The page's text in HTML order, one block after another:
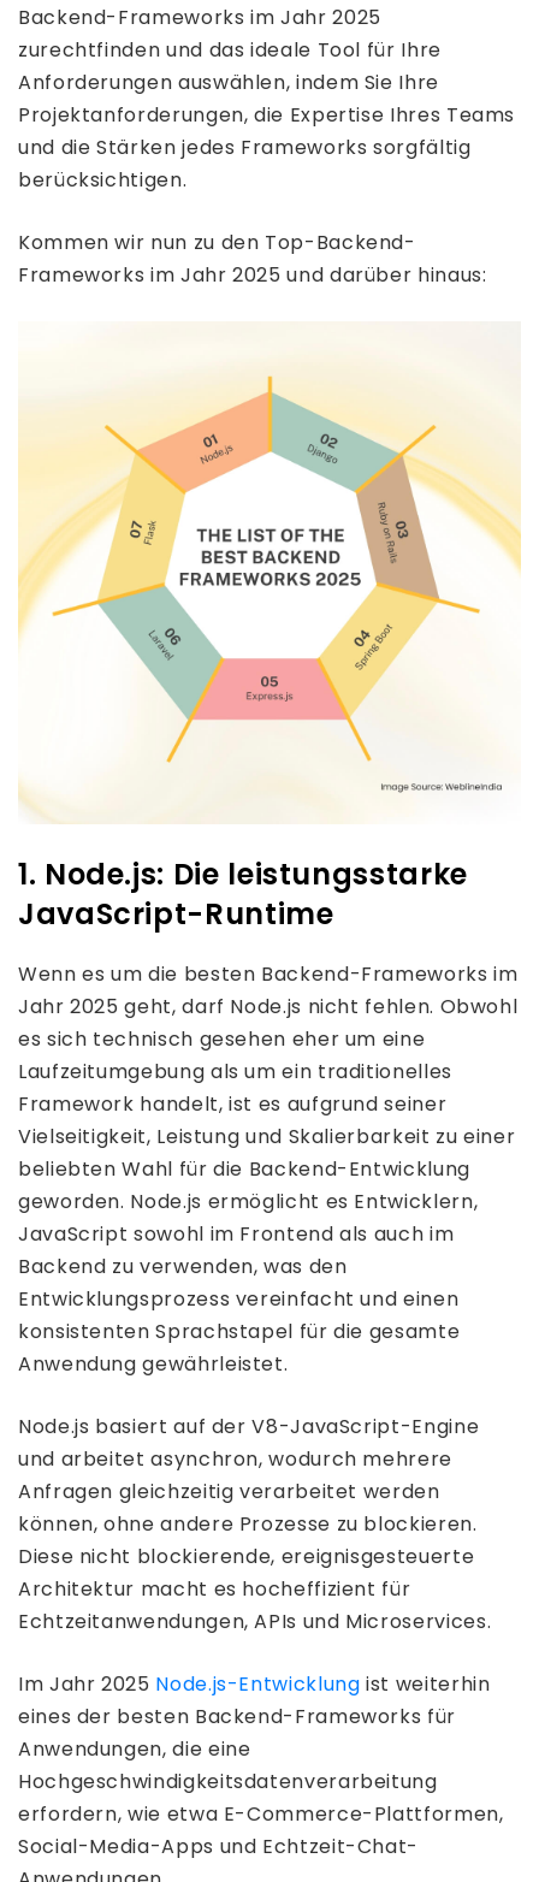
Backend-Frameworks im Jahr 2025
zurechtfinden und das ideale Tool für Ihre
Anforderungen auswählen, indem Sie Ihre
Projektanforderungen, die Expertise Ihres Teams
und die Stärken jedes Frameworks sorgfältig
berücksichtigen.
Kommen wir nun zu den Top-Backend-
Frameworks im Jahr 2025 und darüber hinaus:
1. Node.js: Die leistungsstarke
JavaScript-Runtime
Wenn es um die besten Backend-Frameworks im
Jahr 2025 geht, darf Node.js nicht fehlen. Obwohl
es sich technisch gesehen eher um eine
Laufzeitumgebung als um ein traditionelles
Framework handelt, ist es aufgrund seiner
Vielseitigkeit, Leistung und Skalierbarkeit zu einer
beliebten Wahl für die Backend-Entwicklung
geworden. Node.js ermöglicht es Entwicklern,
JavaScript sowohl im Frontend als auch im
Backend zu verwenden, was den
Entwicklungsprozess vereinfacht und einen
konsistenten Sprachstapel für die gesamte
Anwendung gewährleistet.
Node.js basiert auf der V8-JavaScript-Engine
und arbeitet asynchron, wodurch mehrere
Anfragen gleichzeitig verarbeitet werden
können, ohne andere Prozesse zu blockieren.
Diese nicht blockierende, ereignisgesteuerte
Architektur macht es hocheffizient für
Echtzeitanwendungen, APIs und Microservices.
Im Jahr 2025 Node.js-Entwicklung ist weiterhin
eines der besten Backend-Frameworks für
Anwendungen, die eine
Hochgeschwindigkeitsdatenverarbeitung
erfordern, wie etwa E-Commerce-Plattformen,
Social-Media-Apps und Echtzeit-Chat-